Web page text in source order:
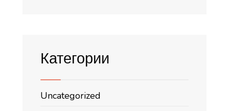
Категории
Uncategorized